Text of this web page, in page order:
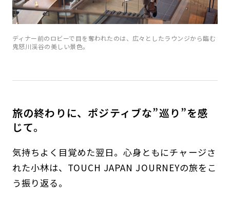
ディナー前のロビーで目を奪われたのは、広々としたラウンジから臨む
鬼怒川渓谷の美しい景色。
旅の終わりに、ポジティブな”巡り”を感
じて。
気持ちよく目覚めた翌日。心身ともにチャージさ
れた小林は、TOUCH JAPAN JOURNEYの旅をこ
う振り返る。